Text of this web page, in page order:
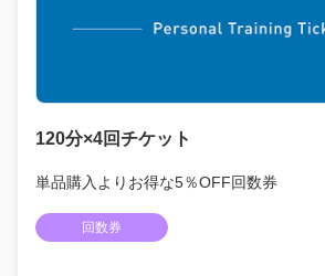
120分×4回チケット
単品購入よりお得な5％OFF回数券
回数券